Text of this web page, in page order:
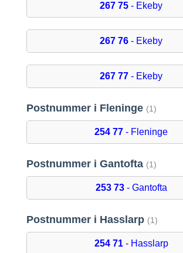
267 75 - Ekeby
267 76 - Ekeby
267 77 - Ekeby
Postnummer i Fleninge (1)
254 77 - Fleninge
Postnummer i Gantofta (1)
253 73- Gantofta
Postnummer i Hasslarp (1)
254 71- Hasslarp